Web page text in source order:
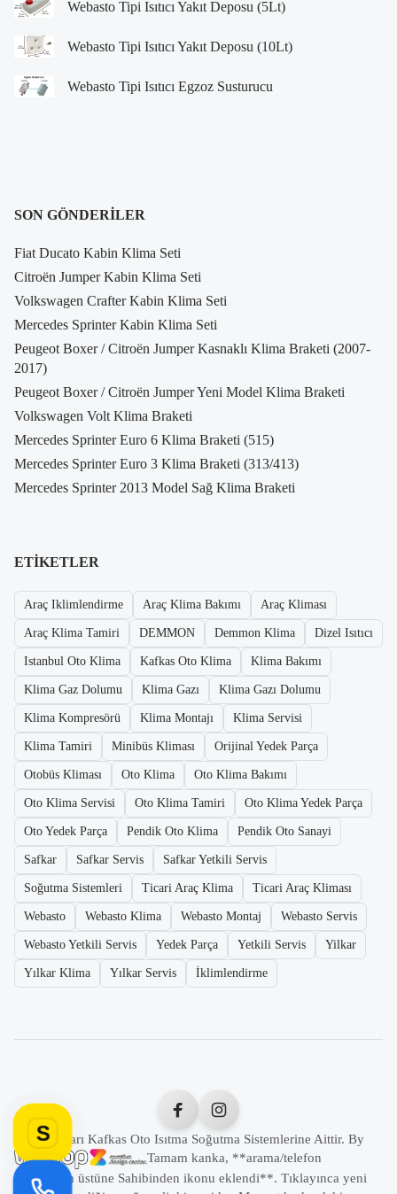
Webasto Tipi Isıtıcı Yakıt Deposu (5Lt)
Webasto Tipi Isıtıcı Yakıt Deposu (10Lt)
Webasto Tipi Isıtıcı Egzoz Susturucu
SON GÖNDERILER
Fiat Ducato Kabin Klima Seti
Citroën Jumper Kabin Klima Seti
Volkswagen Crafter Kabin Klima Seti
Mercedes Sprinter Kabin Klima Seti
Peugeot Boxer / Citroën Jumper Kasnaklı Klima Braketi (2007-
2017)
Peugeot Boxer / Citroën Jumper Yeni Model Klima Braketi
Volkswagen Volt Klima Braketi
Mercedes Sprinter Euro 6 Klima Braketi (515)
Mercedes Sprinter Euro 3 Klima Braketi (313/413)
Mercedes Sprinter 2013 Model Sağ Klima Braketi
ETIKETLER
Araç Iklimlendirme Araç Klima Bakımı Araç Kliması
Araç Klima Tamiri DEMMON Demmon Klima Dizel Isıtıcı
Istanbul Oto Klima Kafkas Oto Klima Klima Bakımı
Klima Gaz Dolumu Klima Gazı Klima Gazı Dolumu
Klima Kompresörü Klima Montajı Klima Servisi
Klima Tamiri Minibüs Kliması Orijinal Yedek Parça
Otobüs Kliması Oto Klima Oto Klima Bakımı
Oto Klima Servisi Oto Klima Tamiri Oto Klima Yedek Parça
Oto Yedek Parça Pendik Oto Klima Pendik Oto Sanayi
Safkar Safkar Servis Safkar Yetkili Servis
Soğutma Sistemleri Ticari Araç Klima Ticari Araç Kliması
Webasto Webasto Klima Webasto Montaj Webasto Servis
Webasto Yetkili Servis Yedek Parça Yetkili Servis Yilkar
Yılkar Klima Yılkar Servis İklimlendirme
Tüm Hakları Kafkas Oto Isıtma Soğutma Sistemlerine Aittir. By
Tamam kanka, **arama/telefon
butonunun üstüne Sahibinden ikonu eklendi**. Tıklayınca yeni
S